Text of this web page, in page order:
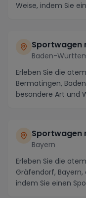
Weise, indem Sie
Sportwagen
Baden-
Erleben Sie die
Bermatingen,
besondere Art und
Sportwagen
Bayern
Erleben Sie die
Gräfendorf,
indem Sie einen